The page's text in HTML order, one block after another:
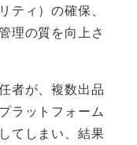
ティ）の確保、
理の質を向上さ
者が、複数出品
ラットフォーム
てしまい、結果